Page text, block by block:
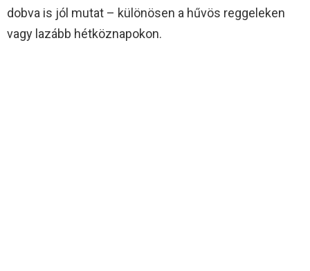
dobva is jól mutat – különösen a hűvös reggeleken
vagy lazább hétköznapokon.